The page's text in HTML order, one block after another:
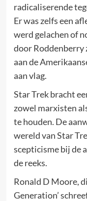
radicaliserende
Er was zelfs een
werd gelachen of
door Roddenberry
aan de
aan vlag.
Star Trek bracht
zowel marxisten
te houden. De
wereld van Star
scepticisme bij de
de reeks.
Ronald D Moore,
Generation’